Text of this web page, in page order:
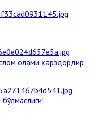
олами қарздордир